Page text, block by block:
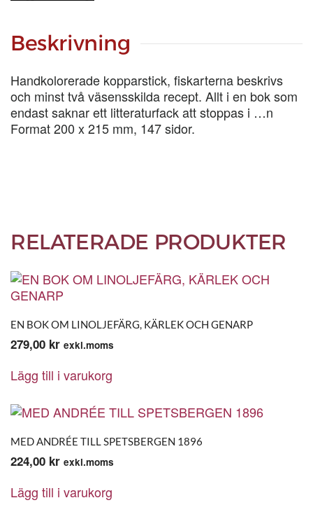
Beskrivning
Handkolorerade kopparstick, fiskarterna beskrivs
och minst två väsensskilda recept. Allt i en bok som
endast saknar ett litteraturfack att stoppas i …n
Format 200 x 215 mm, 147 sidor.
RELATERADE PRODUKTER
EN BOK OM LINOLJEFÄRG, KÄRLEK OCH GENARP
279,00 kr exkl.moms
Lägg till i varukorg
MED ANDRÉE TILL SPETSBERGEN 1896
224,00 kr exkl.moms
Lägg till i varukorg